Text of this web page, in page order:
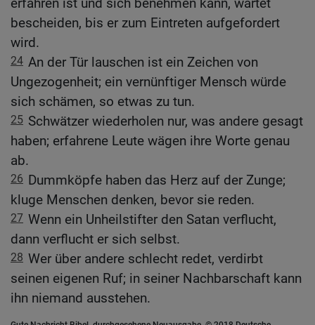
erfahren ist und sich benehmen kann, wartet
bescheiden, bis er zum Eintreten aufgefordert
wird.
24 An der Tür lauschen ist ein Zeichen von
Ungezogenheit; ein vernünftiger Mensch würde
sich schämen, so etwas zu tun.
25 Schwätzer wiederholen nur, was andere gesagt
haben; erfahrene Leute wägen ihre Worte genau
ab.
26 Dummköpfe haben das Herz auf der Zunge;
kluge Menschen denken, bevor sie reden.
27 Wenn ein Unheilstifter den Satan verflucht,
dann verflucht er sich selbst.
28 Wer über andere schlecht redet, verdirbt
seinen eigenen Ruf; in seiner Nachbarschaft kann
ihn niemand ausstehen.